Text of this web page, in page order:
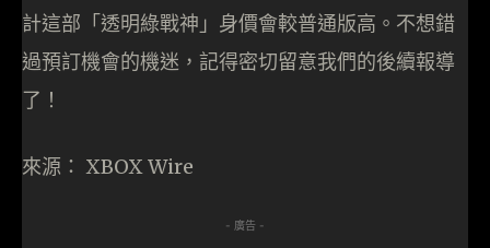
計這部「透明綠戰神」身價會較普通版高。不想錯
過預訂機會的機迷，記得密切留意我們的後續報導
了！
來源： XBOX Wire
- 廣告 -